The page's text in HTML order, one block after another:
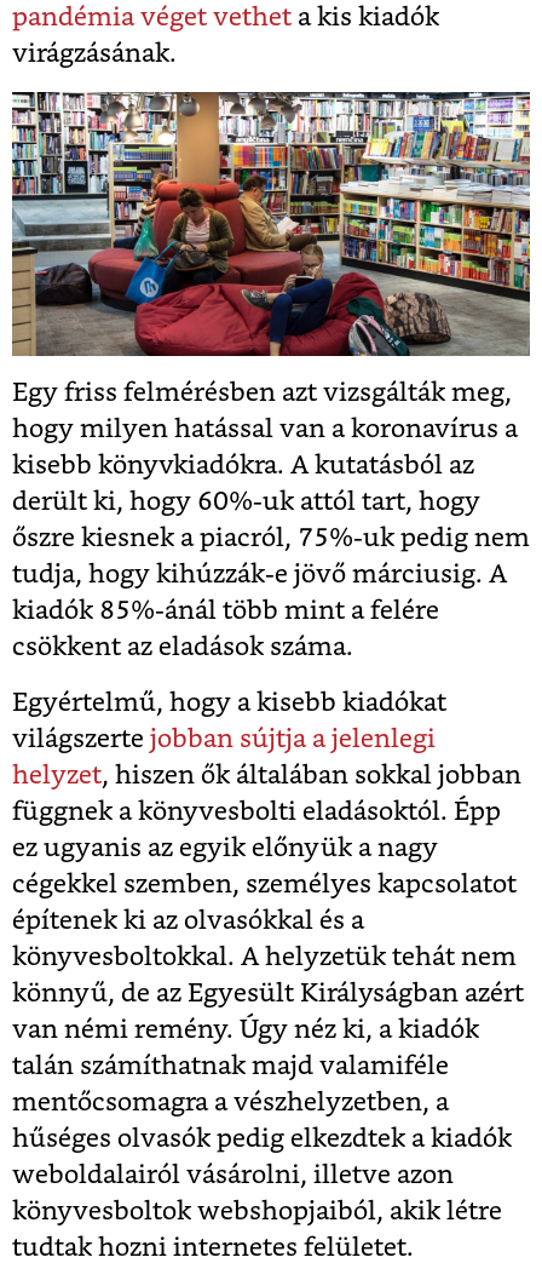
pandémia véget vethet a kis kiadók
virágzásának.
Egy friss felmérésben azt vizsgálták meg,
hogy milyen hatással van a koronavírus a
kisebb könyvkiadókra. A kutatásból az
derült ki, hogy 60%-uk attól tart, hogy
őszre kiesnek a piacról, 75%-uk pedig nem
tudja, hogy kihúzzák-e jövő márciusig. A
kiadók 85%-ánál több mint a felére
csökkent az eladások száma.
Egyértelmű, hogy a kisebb kiadókat
világszerte jobban sújtja a jelenlegi
helyzet, hiszen ők általában sokkal jobban
függnek a könyvesbolti eladásoktól. Épp
ez ugyanis az egyik előnyük a nagy
cégekkel szemben, személyes kapcsolatot
építenek ki az olvasókkal és a
könyvesboltokkal. A helyzetük tehát nem
könnyű, de az Egyesült Királyságban azért
van némi remény. Úgy néz ki, a kiadók
talán számíthatnak majd valamiféle
mentőcsomagra a vészhelyzetben, a
hűséges olvasók pedig elkezdtek a kiadók
weboldalairól vásárolni, illetve azon
könyvesboltok webshopjaiból, akik létre
tudtak hozni internetes felületet.